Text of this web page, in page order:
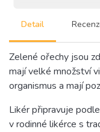
Detail
Zelené ořechy jsou
mají velké množství
organismus a mají
Likér připravuje
v rodinné likérce s